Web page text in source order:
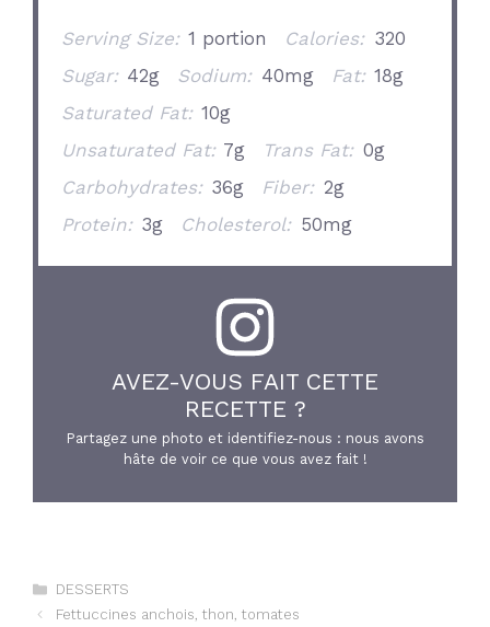
Serving Size: 1 portion Calories: 320
Sugar: 42g Sodium: 40mg Fat: 18g
Saturated Fat: 10g
Unsaturated Fat: 7g Trans Fat: 0g
Carbohydrates: 36g Fiber: 2g
Protein: 3g Cholesterol: 50mg
AVEZ-VOUS FAIT CETTE
RECETTE ?
Partagez une photo et identifiez-nous : nous avons
hâte de voir ce que vous avez fait !
Catégories
DESSERTS
Fettuccines anchois, thon, tomates